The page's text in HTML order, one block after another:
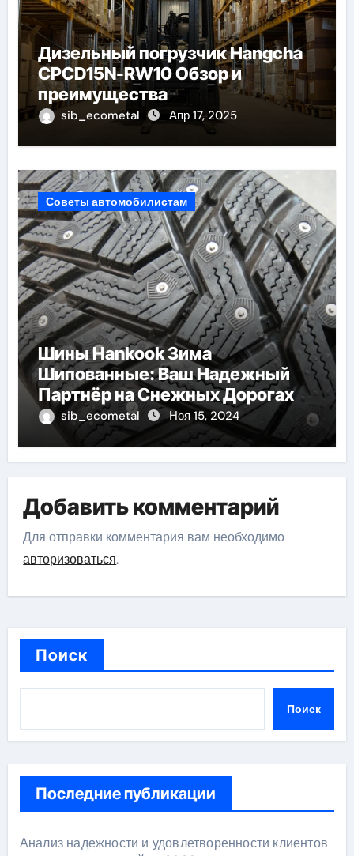
Дизельный погрузчик Hangcha
CPCD15N-RW10 Обзор и
преимущества
sib_ecometal Апр 17, 2025
Советы автомобилистам
Шины Hankook Зима
Шипованные: Ваш Надежный
Партнёр на Снежных Дорогах
sib_ecometal Ноя 15, 2024
Добавить комментарий
Для отправки комментария вам необходимо
авторизоваться.
Поиск
Поиск
Последние публикации
Анализ надежности и удовлетворенности клиентов